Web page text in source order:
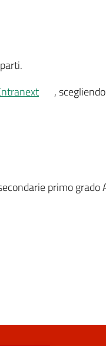
,
primo